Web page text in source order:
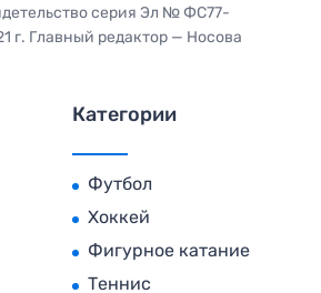
серия Эл № ФС77-
г. Главный редактор — Носова
Категории
Футбол
Хоккей
Фигурное катание
Теннис